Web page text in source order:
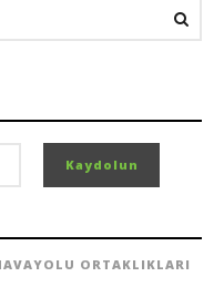
ORTAKLIKLARI